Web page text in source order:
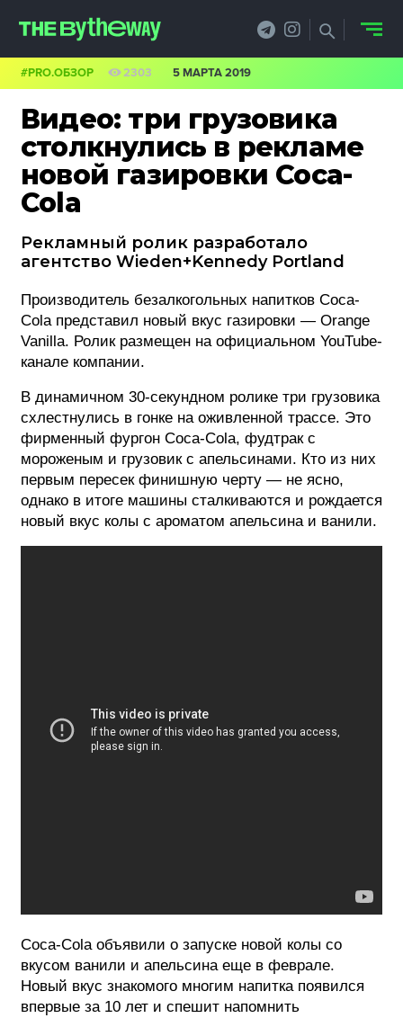
Видео: три грузовика
столкнулись в рекламе
новой газировки Coca-
Cola
Рекламный ролик разработало
агентство Wieden+Kennedy Portland
#PRO.ОБЗОР 2303 5 МАРТА 2019
Производитель безалкогольных напитков Coca-
Cola представил новый вкус газировки — Orange
Vanilla. Ролик размещен на официальном YouTube-
канале компании.
В динамичном 30-секундном ролике три грузовика
схлестнулись в гонке на оживленной трассе. Это
фирменный фургон Coca-Cola, фудтрак с
мороженым и грузовик с апельсинами. Кто из них
первым пересек финишную черту — не ясно,
однако в итоге машины сталкиваются и рождается
новый вкус колы с ароматом апельсина и ванили.
Coca-Cola объявили о запуске новой колы со
вкусом ванили и апельсина еще в феврале.
Новый вкус знакомого многим напитка появился
впервые за 10 лет и спешит напомнить
PRO.ОБЗОР
КЕЙСЫ
КРЕАТИВА
БИЗНЕС И
ТЕХНОЛОГИИ
ФЕСТИВАЛИ
ФОТОГРАФИЯ
ТИПОГРАФИКА
ИСТОРИИ БРЕНДОВ